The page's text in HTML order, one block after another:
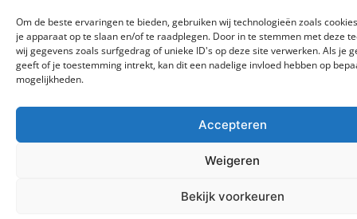
Om de beste ervaringen te bieden, gebruiken wij technologieën zoals
je apparaat op te slaan en/of te raadplegen. Door in te stemmen met deze
wij gegevens zoals surfgedrag of unieke ID's op deze site verwerken. Als je
geeft of je toestemming intrekt, kan dit een nadelige invloed hebben op
mogelijkheden.
Accepteren
Weigeren
Bekijk voorkeuren